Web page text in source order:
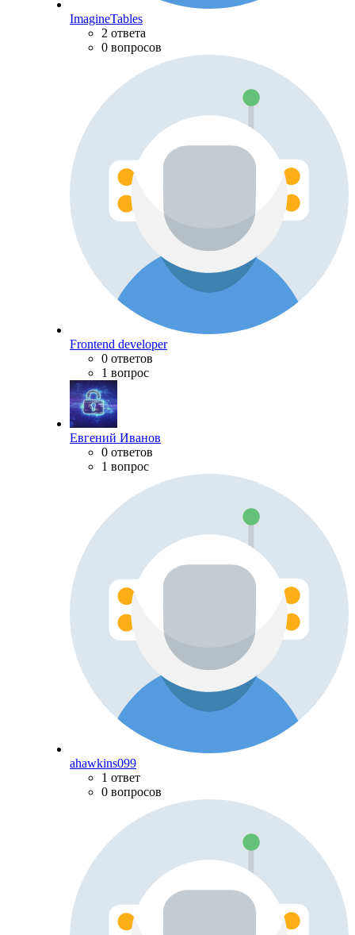
ImagineTables
2 ответа
0 вопросов
Frontend developer
0 ответов
1 вопрос
Евгений Иванов
0 ответов
1 вопрос
ahawkins099
1 ответ
0 вопросов